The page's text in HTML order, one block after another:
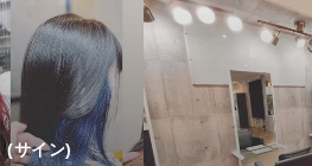
(サイン)